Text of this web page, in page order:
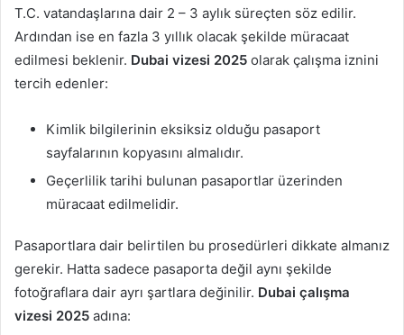
T.C. vatandaşlarına dair 2 – 3 aylık süreçten söz edilir.
Ardından ise en fazla 3 yıllık olacak şekilde müracaat
edilmesi beklenir. Dubai vizesi 2025 olarak çalışma iznini
tercih edenler:
Kimlik bilgilerinin eksiksiz olduğu pasaport
sayfalarının kopyasını almalıdır.
Geçerlilik tarihi bulunan pasaportlar üzerinden
müracaat edilmelidir.
Pasaportlara dair belirtilen bu prosedürleri dikkate almanız
gerekir. Hatta sadece pasaporta değil aynı şekilde
fotoğraflara dair ayrı şartlara değinilir. Dubai çalışma
vizesi 2025 adına: